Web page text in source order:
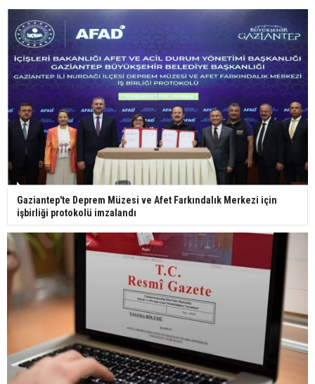
29 Mayıs okullar tatil mi?
Bilim kurgu gerçekleşiyor... Dondurulmuş
insanları hayata döndürecek keşif
Ünlü türkücü Mahmut Tuncer estetik operasyon
geçirdi: Son hali gündem oldu
Yerli turist 229,7 milyar lira seyahat harcaması
Gazze'deki Sağlık Bakanlığı duyurdu: Vahşetin
pençesinde 2 salgın vaka tespit edildi
Gaziantep'te Deprem Müzesi ve Afet Farkındalık Merkezi için
işbirliği protokolü imzalandı